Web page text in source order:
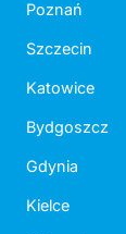
Poznań
Szczecin
Katowice
Bydgoszcz
Gdynia
Kielce